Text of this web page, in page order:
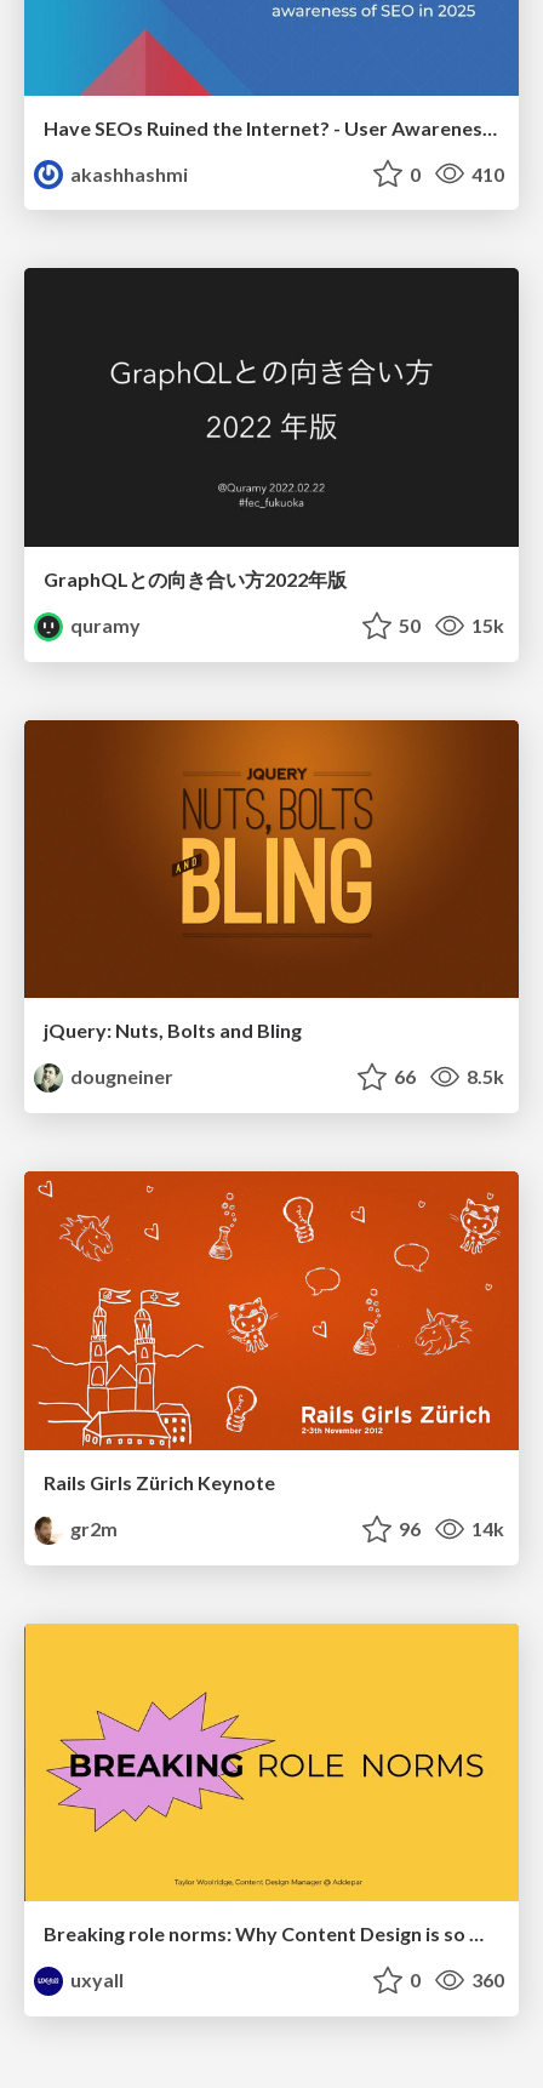
akashhashmi
0 410
GraphQLとの向き合い方2022年版
quramy
50 15k
jQuery: Nuts, Bolts and Bling
dougneiner
66 8.5k
Rails Girls Zürich Keynote
gr2m
96 14k
Breaking role norms: Why Content Design is so much more than writing copy - Taylor Woolridge
uxyall
0 360